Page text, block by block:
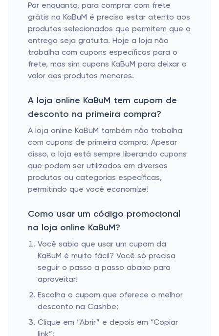
Por enquanto, para comprar com frete
grátis na KaBuM é preciso estar atento aos
produtos selecionados que permitem que a
entrega seja gratuita. Hoje a loja não
trabalha com cupons específicos para o
frete, mas sim cupons KaBuM para deixar o
valor dos produtos menores.
A loja online KaBuM tem cupom de
desconto na primeira compra?
A loja online KaBuM também não trabalha
com cupons de primeira compra. Apesar
disso, a loja está sempre liberando cupons
que podem ser utilizados em diversos
produtos ou categorias específicas,
permitindo que você economize!
Como usar um código promocional
na loja online KaBuM?
Você sabia que usar um cupom da
KaBuM é muito fácil? Você só precisa
seguir o passo a passo abaixo para
aproveitar!
Escolha o cupom que oferece o melhor
desconto na Cashbe;
Clique em “Abrir” e depois em “Copiar